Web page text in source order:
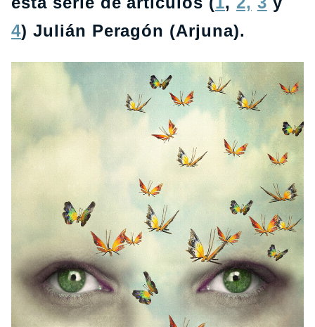
4) Julián Peragón (Arjuna).